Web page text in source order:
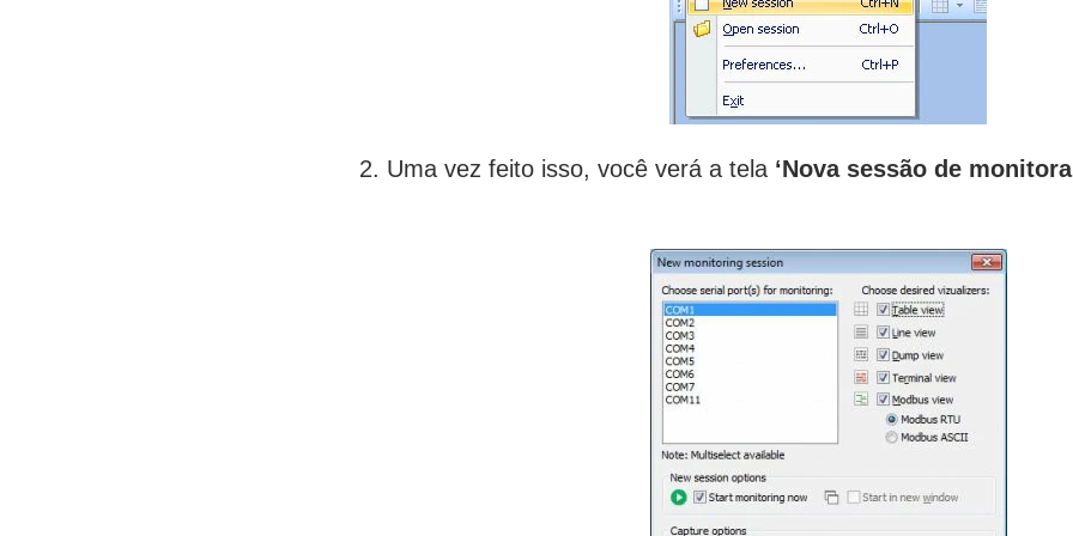
Uma vez feito isso, você verá a tela ‘Nova sessão de